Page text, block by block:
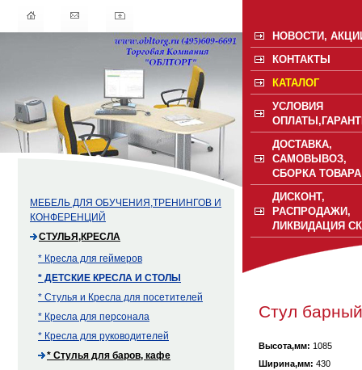
МЕБЕЛЬ ДЛЯ ОБУЧЕНИЯ,ТРЕНИНГОВ И
КОНФЕРЕНЦИЙ
СТУЛЬЯ,КРЕСЛА
* Кресла для геймеров
* ДЕТСКИЕ КРЕСЛА И СТОЛЫ
* Стулья и Кресла для посетителей
* Кресла для персонала
* Кресла для руководителей
* Стулья для баров, кафе
НОВОСТИ,
КОНТАКТЫ
КАТАЛОГ
УСЛОВИЯ
ДОСТАВКА,
САМОВЫВОЗ,
СБОРКА ТОВАРА
ДИСКОНТ,
РАСПРОДАЖИ,
ЛИКВИДАЦИЯ
Стул
Высота,мм: 1085
Ширина,мм: 430